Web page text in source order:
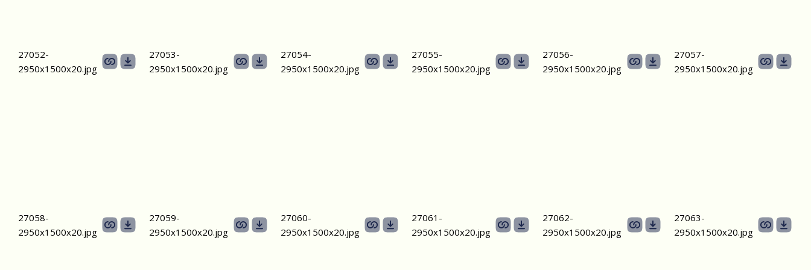
27052-
2950х1500х20.jpg
27053-
2950х1500х20.jpg
27054-
2950х1500х20.jpg
27055-
2950х1500х20.jpg
27056-
2950х1500х20.jpg
27057-
2950х1500х20.jpg
27058-
2950х1500х20.jpg
27059-
2950х1500х20.jpg
27060-
2950х1500х20.jpg
27061-
2950х1500х20.jpg
27062-
2950х1500х20.jpg
27063-
2950х1500х20.jpg